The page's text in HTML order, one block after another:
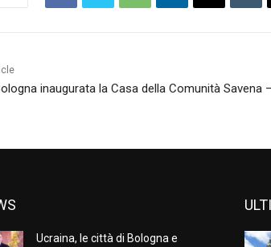
inaugurata la Casa della Comunità Savena
Ucraina, le città di Bologna e